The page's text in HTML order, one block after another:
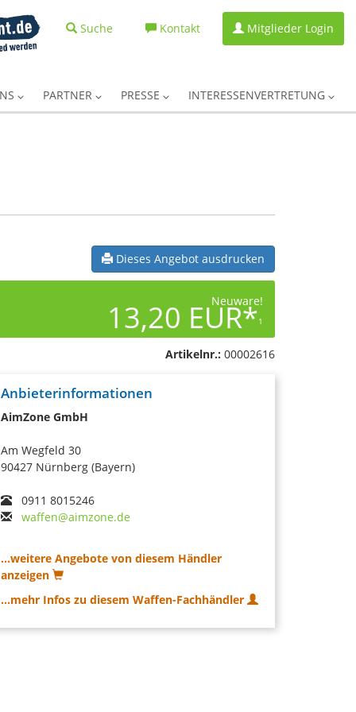
Suche Kontakt Mitglieder Login
PARTNER PRESSE INTERESSENVERTRETUNG
Dieses Angebot ausdrucken
Neuware!
13,20 EUR*1
Artikelnr.: 00002616
Anbieterinformationen
AimZone GmbH
Am Wegfeld 30
90427 Nürnberg (Bayern)
0911 8015246
waffen@aimzone.de
...weitere Angebote von diesem Händler
anzeigen
...mehr Infos zu diesem Waffen-Fachhändler